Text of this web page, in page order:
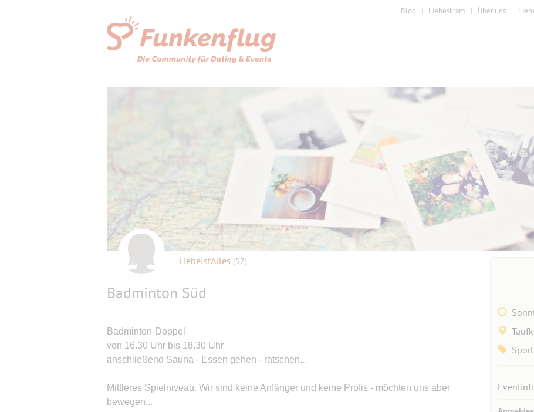
Blog Liebeskram Über uns
LiebeIstAlles (57)
Badminton Süd
Badminton-Doppel
von 16.30 Uhr bis 18.30 Uhr
anschließend Sauna - Essen gehen - ratschen...
Mittleres Spielniveau. Wir sind keine Anfänger und keine Profis - möchten uns aber
bewegen...
Sport